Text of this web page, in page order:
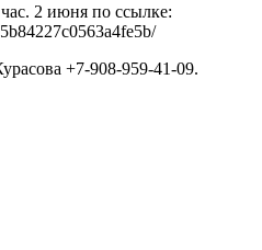
2 июня по ссылке:
+7-908-959-41-09.